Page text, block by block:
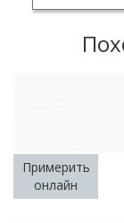
Примерить
онлайн